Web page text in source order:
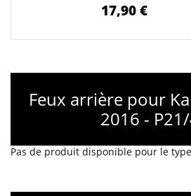
17,90 €
Feux arrière pour
2016 -
Pas de produit disponible pour le